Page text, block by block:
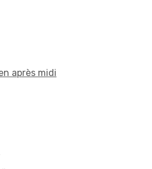
après midi